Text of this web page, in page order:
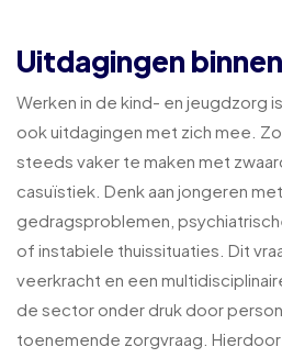
Uitdagingen
Werken in de kind- en jeugdzorg
ook uitdagingen met zich mee.
steeds vaker te maken met
casuïstiek. Denk aan jongeren
gedragsproblemen,
of instabiele thuissituaties. Dit
veerkracht en een
de sector onder druk door
toenemende zorgvraag.